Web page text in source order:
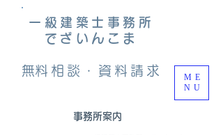
​無料相談・資料請求
一級建築士事務所
でざいんこま
ME
NU
事務所案内